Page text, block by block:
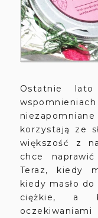
Ostatnie
korzystają ze
większość z
chce
Teraz, kiedy
kiedy masło
ciężkie, a